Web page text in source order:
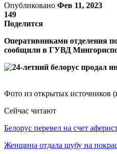
Опубликовано Фев 11, 2023
149
Поделится
Оперативниками отделения
сообщили в ГУВД
Фото из открытых источников
Сейчас читают
Белорус перевел на счет
Женщина отдала шубу на